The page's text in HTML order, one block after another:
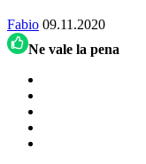
Fabio 09.11.2020
Ne vale la pena